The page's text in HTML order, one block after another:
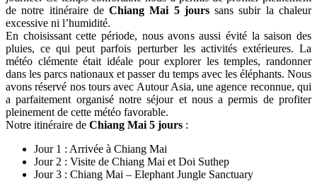
de notre itinéraire deChiang Mai 5 jourssans subir la chaleur
excessive ni l’humidité.
En choisissant cette période, nous avons aussi évité la saison des
pluies, ce qui peut parfois perturber les activités extérieures. La
météo clémente était idéale pour explorer les temples, randonner
dans les parcs nationaux et passer du temps avec les éléphants. Nous
avons réservé nos tours avec Autour Asia, une agence reconnue, qui
a parfaitement organisé notre séjour et nous a permis de profiter
pleinement de cette météo favorable.
Notre itinéraire de Chiang Mai 5 jours :
Jour 1 : Arrivée à Chiang Mai
Jour 2 : Visite de Chiang Mai et Doi Suthep
Jour 3 : Chiang Mai – Elephant Jungle Sanctuary